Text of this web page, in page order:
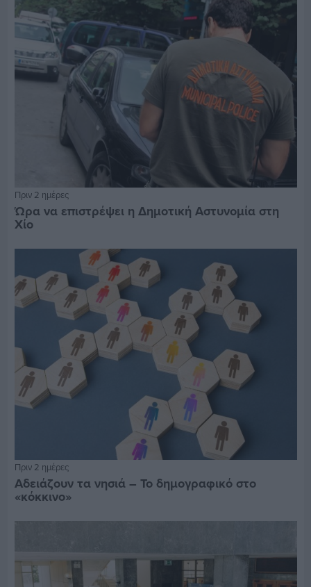
Πριν 2 ημέρες
Ώρα να επιστρέψει η Δημοτική Αστυνομία στη
Χίο
Πριν 2 ημέρες
Αδειάζουν τα νησιά – Το δημογραφικό στο
«κόκκινο»